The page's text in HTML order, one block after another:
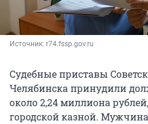
Источник: r74.fssp.gov.ru
Судебные приставы
Челябинска принудили
около 2,24 миллиона
городской казной.